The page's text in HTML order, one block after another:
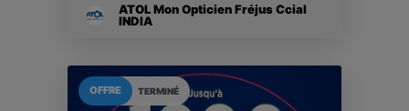
ATOL Mon Opticien Fréjus Ccial
INDIA
TERMINÉ
OFFRE